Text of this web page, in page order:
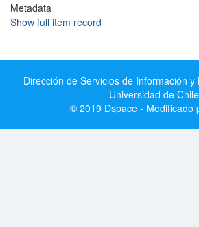
Metadata
Show full item record
Dirección de Servicios de Información y
Universidad de Chile
© 2019 Dspace - Modificado